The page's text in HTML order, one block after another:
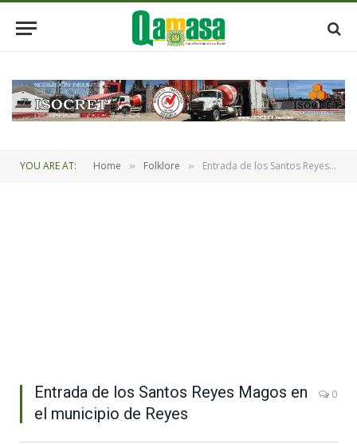
YOU ARE AT: Home » Folklore » Entrada de los Santos Reyes Magos en el municipio de Reyes
Entrada de los Santos Reyes Magos en
el municipio de Reyes
0